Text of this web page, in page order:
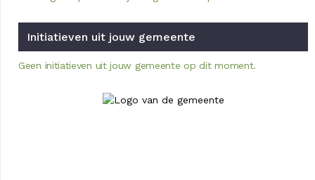
Initiatieven uit jouw gemeente
Geen initiatieven uit jouw gemeente op dit moment.